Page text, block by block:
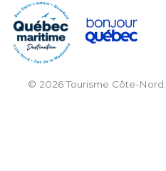
© 2026 Tourisme Côte-Nord.